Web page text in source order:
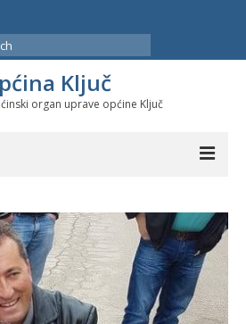
Ključ
organ uprave općine Ključ